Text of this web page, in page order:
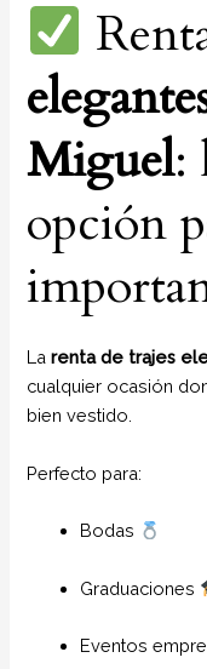
Miguel:
opción
Larenta de trajes
cualquier ocasión
bien vestido.
Perfecto para:
Bodas
Graduaciones
Eventos